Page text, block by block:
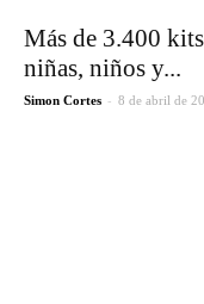
Más de 3.400
niñas, niños y...
Simon Cortes - 8 de abril de